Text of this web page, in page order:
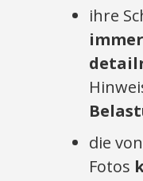
ihre
die
Fotos